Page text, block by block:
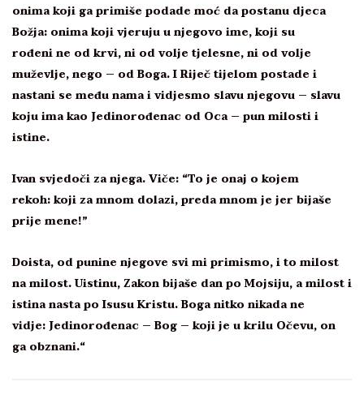
onima koji ga primiše podade moć da postanu djeca
Božja: onima koji vjeruju u njegovo ime, koji su
rođeni ne od krvi, ni od volje tjelesne, ni od volje
muževlje, nego – od Boga. I Riječ tijelom postade i
nastani se među nama i vidjesmo slavu njegovu – slavu
koju ima kao Jedinorođenac od Oca – pun milosti i
istine.
Ivan svjedoči za njega. Viče: “To je onaj o kojem
rekoh: koji za mnom dolazi, preda mnom je jer bijaše
prije mene!”
Doista, od punine njegove svi mi primismo, i to milost
na milost. Uistinu, Zakon bijaše dan po Mojsiju, a milost i
istina nasta po Isusu Kristu. Boga nitko nikada ne
vidje: Jedinorođenac – Bog – koji je u krilu Očevu, on
ga obznani.“